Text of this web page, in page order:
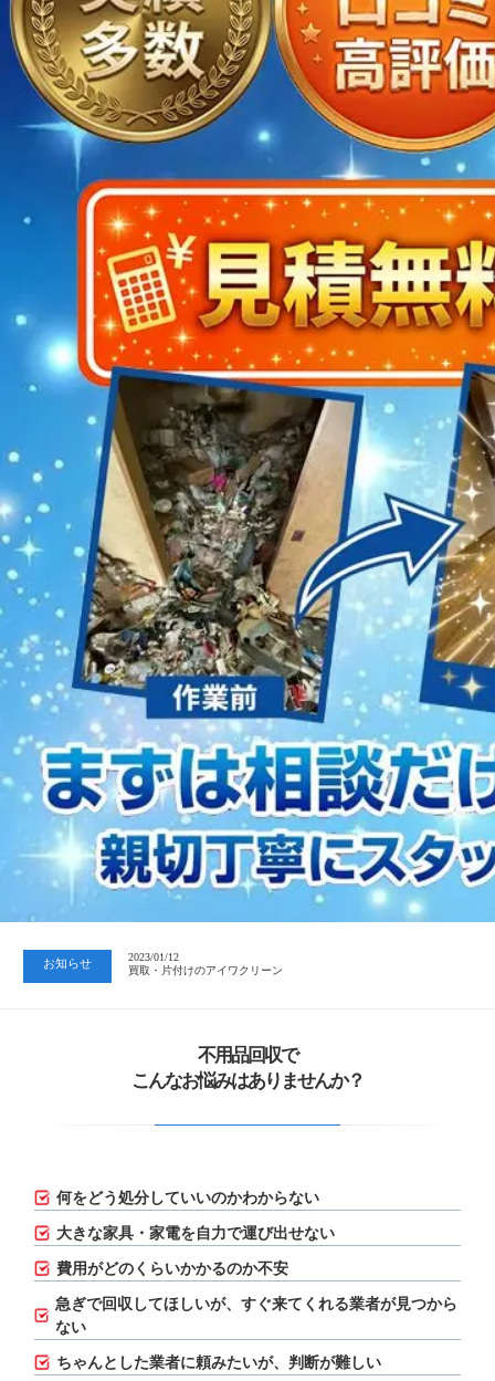
お知らせ
2023/01/12
買取・片付けのアイワクリーン
2023/07/24
中日新聞 岐阜版「空き家対策SOS」コーナーに掲載いただきまし…
2023/01/12
買取・片付けのアイワクリーン
不用品回収で
こんなお悩みはありませんか？
何をどう処分していいのかわからない
大きな家具・家電を自力で運び出せない
費用がどのくらいかかるのか不安
急ぎで回収してほしいが、すぐ来てくれる業者が見つから
ない
ちゃんとした業者に頼みたいが、判断が難しい